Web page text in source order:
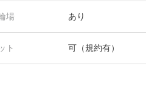
場 あり
ト 可（規約有）